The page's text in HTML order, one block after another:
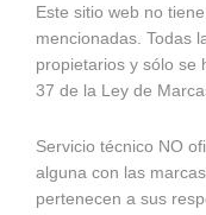
Este sitio web no
mencionadas. Todas
propietarios y sólo se
37 de la Ley de
Servicio técnico NO
alguna con las
pertenecen a sus